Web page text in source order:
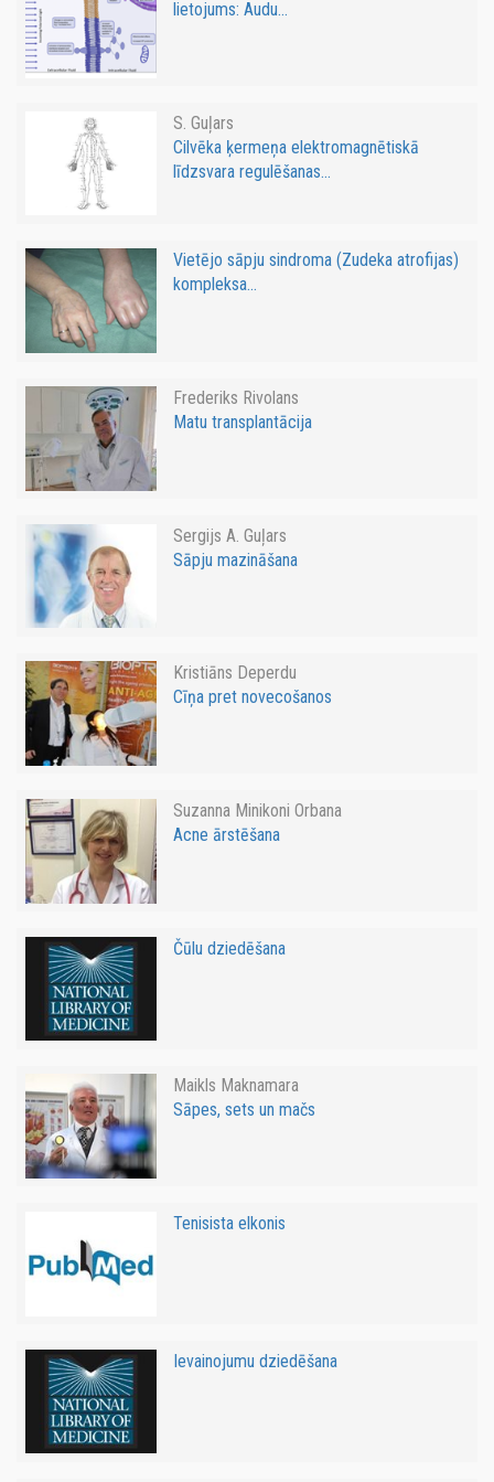
lietojums: Audu...
S. Guļars
Cilvēka ķermeņa elektromagnētiskā
līdzsvara regulēšanas...
Vietējo sāpju sindroma (Zudeka atrofijas)
kompleksa...
Frederiks Rivolans
Matu transplantācija
Sergijs A. Guļars
Sāpju mazināšana
Kristiāns Deperdu
Cīņa pret novecošanos
Suzanna Minikoni Orbana
Acne ārstēšana
Čūlu dziedēšana
Maikls Maknamara
Sāpes, sets un mačs
Tenisista elkonis
Ievainojumu dziedēšana